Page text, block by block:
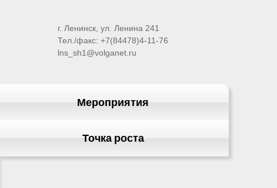
г. Ленинск, ул. Ленина 241
Тел./факс: +7(84478)4-11-76
lns_sh1@volganet.ru
Мероприятия
Точка роста